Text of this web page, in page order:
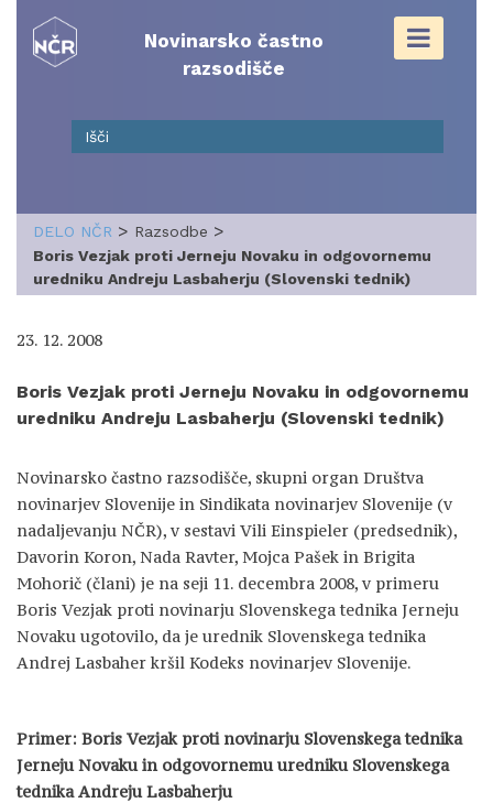
content
Novinarsko častno
razsodišče
DELO NČR > Razsodbe >
Boris Vezjak proti Jerneju Novaku in odgovornemu
uredniku Andreju Lasbaherju (Slovenski tednik)
23. 12. 2008
Boris Vezjak proti Jerneju Novaku in odgovornemu
uredniku Andreju Lasbaherju (Slovenski tednik)
Novinarsko častno razsodišče, skupni organ Društva
novinarjev Slovenije in Sindikata novinarjev Slovenije (v
nadaljevanju NČR), v sestavi Vili Einspieler (predsednik),
Davorin Koron, Nada Ravter, Mojca Pašek in Brigita
Mohorič (člani) je na seji 11. decembra 2008, v primeru
Boris Vezjak proti novinarju Slovenskega tednika Jerneju
Novaku ugotovilo, da je urednik Slovenskega tednika
Andrej Lasbaher kršil Kodeks novinarjev Slovenije.
Primer: Boris Vezjak proti novinarju Slovenskega tednika
Jerneju Novaku in odgovornemu uredniku Slovenskega
tednika Andreju Lasbaherju